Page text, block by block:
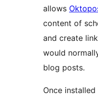
allows
content of
and create
would
blog posts.
Once